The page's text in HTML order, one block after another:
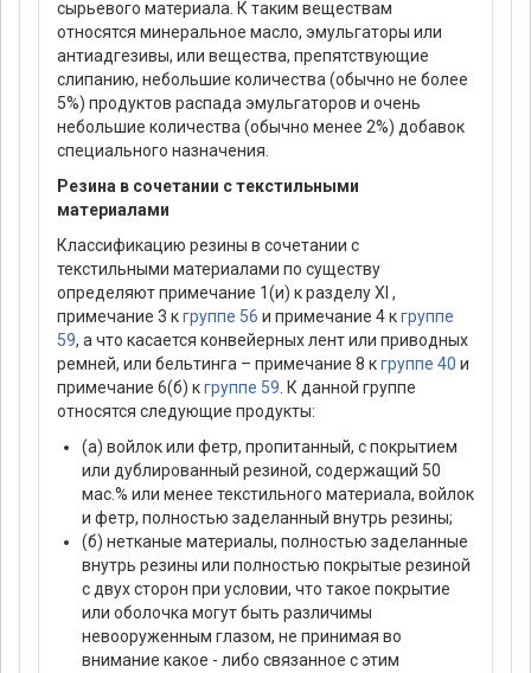
сырьевого материала. К таким веществам
относятся минеральное масло, эмульгаторы или
антиадгезивы, или вещества, препятствующие
cлипанию, небольшие количества (обычно не более
5%) продуктов распада эмульгаторов и очень
небольшие количества (обычно менее 2%) добавок
специального назначения.
Резина в сочетании с текстильными
материалами
Классификацию резины в сочетании с
текстильными материалами по существу
определяют примечание 1(и) к разделу XI ,
примечание 3 кгруппе 56 и примечание 4 кгруппе
59, а что касается конвейерных лент или приводных
ремней, или бельтинга – примечание 8 кгруппе 40 и
примечание 6(б) кгруппе 59 . К данной группе
относятся следующие продукты:
(а) войлок или фетр, пропитанный, с покрытием
или дублированный резиной, содержащий 50
мас.% или менее текстильного материала, войлок
и фетр, полностью заделанный внутрь резины;
(б) нетканые материалы, полностью заделанные
внутрь резины или полностью покрытые резиной
с двух сторон при условии, что такое покрытие
или оболочка могут быть различимы
невооруженным глазом, не принимая во
внимание какое - либо связанное с этим